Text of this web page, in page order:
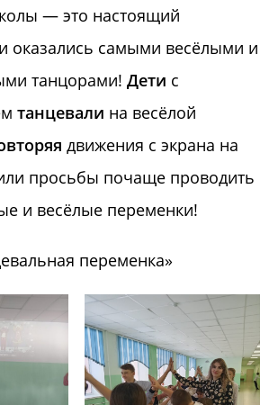
— это настоящий
оказались самыми весёлыми и
танцорами! Дети с
танцевали на весёлой
движения с экрана на
просьбы почаще проводить
и весёлые переменки!
переменка»